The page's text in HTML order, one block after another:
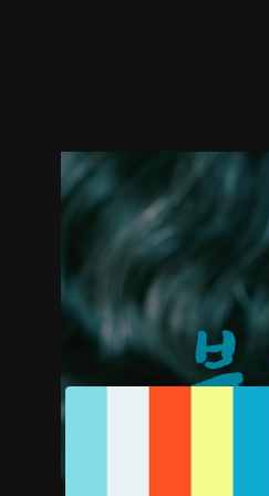
預告 劇照 推薦影片